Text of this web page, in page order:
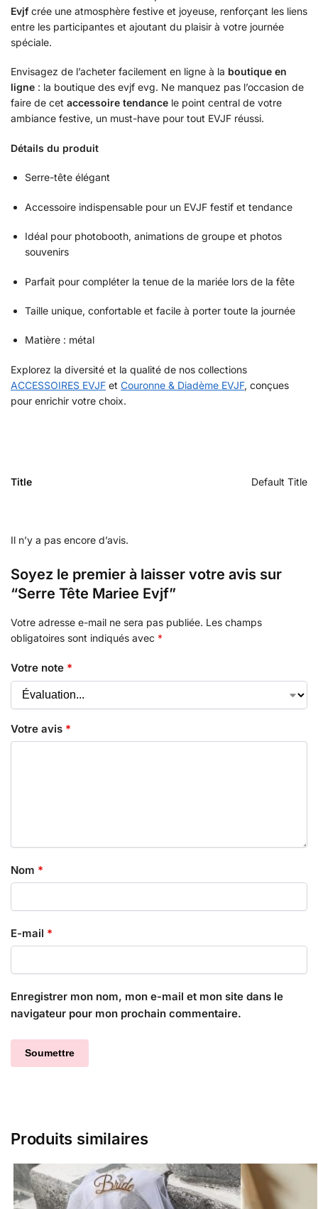
Evjfcrée une atmosphère festive et joyeuse, renforçant les liens
entre les participantes et ajoutant du plaisir à votre journée
spéciale.
Envisagez de l’acheter facilement en ligne à la boutique en
ligne : la boutique des evjf evg. Ne manquez pas l’occasion de
faire de cet accessoire tendance le point central de votre
ambiance festive, un must-have pour tout EVJF réussi.
Détails du produit
Serre-tête élégant
Accessoire indispensable pour un EVJF festif et tendance
Idéal pour photobooth, animations de groupe et photos
souvenirs
Parfait pour compléter la tenue de la mariée lors de la fête
Taille unique, confortable et facile à porter toute la journée
Matière : métal
Explorez la diversité et la qualité de nos collections
ACCESSOIRES EVJF et Couronne & Diadème EVJF, conçues
pour enrichir votre choix.
Title Default Title
Il n’y a pas encore d’avis.
Soyez le premier à laisser votre avis sur
“Serre Tête Mariee Evjf”
Votre adresse e-mail ne sera pas publiée. Les champs
obligatoires sont indiqués avec *
Votre note *
Votre avis *
Nom *
E-mail *
Enregistrer mon nom, mon e-mail et mon site dans le
navigateur pour mon prochain commentaire.
Produits similaires